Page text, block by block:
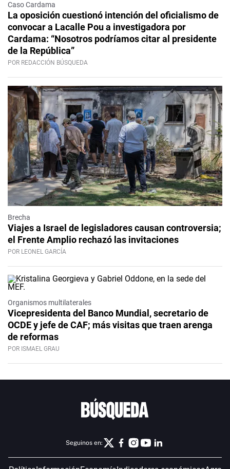
Caso Cardama
La oposición cuestionó intención del oficialismo de
convocar a Lacalle Pou a investigadora por
Cardama: “Nosotros podríamos citar al presidente
de la República”
POR REDACCIÓN BÚSQUEDA
Brecha
Viajes a Israel de legisladores causan controversia;
el Frente Amplio rechazó las invitaciones
POR LEONEL GARCÍA
Organismos multilaterales
Vicepresidenta del Banco Mundial, secretario de
OCDE y jefe de CAF; más visitas que traen arenga
de reformas
POR ISMAEL GRAU
Seguinos en: